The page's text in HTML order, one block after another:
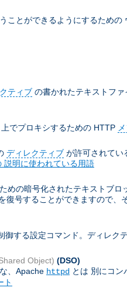
ことができるようにするため
ティブ の書かれたテキストファ
でプロキシするための HTTP
ディレクティブ が許可されてい
説明に使われている用語
めの暗号化されたテキストブロ
復号することができますので、
御する設定コマンド。ディレク
Object) (DSO)
、Apache httpd とは 別にコン
ト